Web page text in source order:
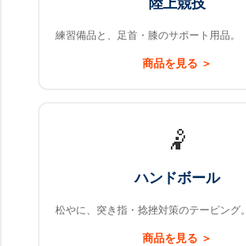
陸上競技
練習備品と、足首・膝のサポート用品。
商品を見る ＞
🤾
ハンドボール
松やに、突き指・捻挫対策のテーピング。
商品を見る ＞